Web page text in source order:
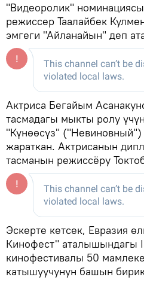
"Видеоролик"
режиссер Таалайбек
эмгеги "Айланайын" деп
Актриса Бегайым
тасмадагы мыкты ролу
"Күнөөсүз"
жараткан. Актрисанын
тасманын режиссёру
Эскерте кетсек, Евразия
Кинофест" аталышындагы
кинофестивалы 50
катышуучунун башын